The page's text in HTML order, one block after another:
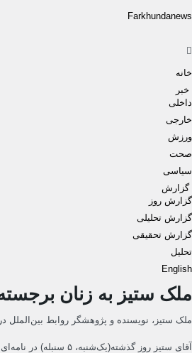
Farkhundanews
Menu
خانه
خبر
داخلی
خارجی
ورزش
صحت
سیاسی
گزارش
گزارش روز
گزارش تحلیلی
گزارش تحقیقی
تحلیل
English
ملک ستیز به زنان
ملک ستیز، نویسنده و پژوهشگر روابط بین‌الملل
آقای ستیز روز